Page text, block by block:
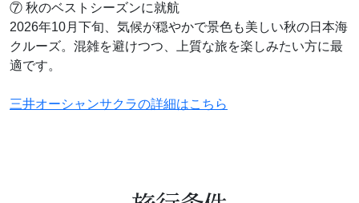
⑦ 秋のベストシーズンに就航
2026年10月下旬、気候が穏やかで景色も美しい秋の日本海
クルーズ。混雑を避けつつ、上質な旅を楽しみたい方に最
適です。
三井オーシャンサクラの詳細はこちら